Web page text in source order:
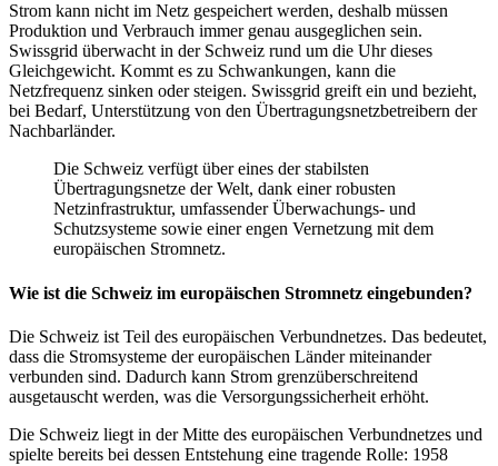
Strom kann nicht im Netz gespeichert werden, deshalb müssen
Produktion und Verbrauch immer genau ausgeglichen sein.
Swissgrid überwacht in der Schweiz rund um die Uhr dieses
Gleichgewicht. Kommt es zu Schwankungen, kann die
Netzfrequenz sinken oder steigen. Swissgrid greift ein und bezieht,
bei Bedarf, Unterstützung von den Übertragungsnetzbetreibern der
Nachbarländer.
Die Schweiz verfügt über eines der stabilsten
Übertragungsnetze der Welt, dank einer robusten
Netzinfrastruktur, umfassender Überwachungs- und
Schutzsysteme sowie einer engen Vernetzung mit dem
europäischen Stromnetz.
Wie ist die Schweiz im europäischen Stromnetz eingebunden?
Die Schweiz ist Teil des europäischen Verbundnetzes. Das bedeutet,
dass die Stromsysteme der europäischen Länder miteinander
verbunden sind. Dadurch kann Strom grenzüberschreitend
ausgetauscht werden, was die Versorgungssicherheit erhöht.
Die Schweiz liegt in der Mitte des europäischen Verbundnetzes und
spielte bereits bei dessen Entstehung eine tragende Rolle: 1958